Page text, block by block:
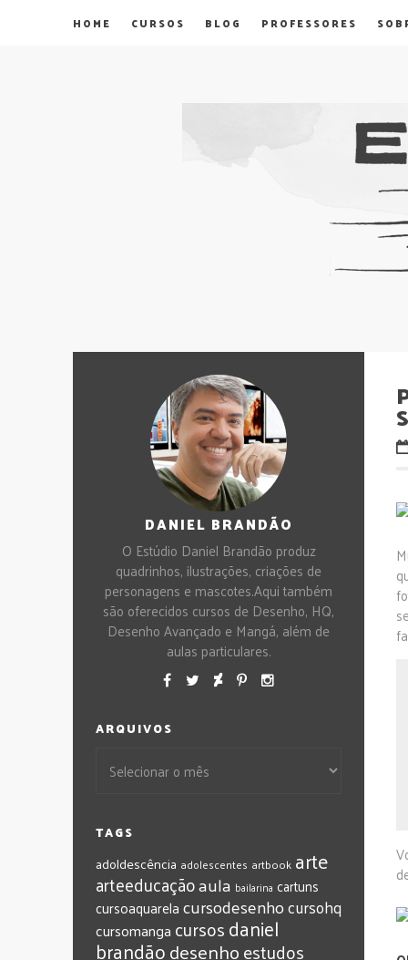
HOME CURSOS BLOG PROFESSORES
DANIEL BRANDÃO
O Estúdio Daniel Brandão produz
quadrinhos, ilustrações, criações de
personagens e mascotes.Aqui também
são oferecidos cursos de Desenho, HQ,
Desenho Avançado e Mangá, além de
aulas particulares.
ARQUIVOS
TAGS
adoldescência adolescentes artbook arte
arteeducaçãoaula bailarina cartuns
cursoaquarelacursodesenhocursohq
cursomanga cursosdaniel
brandãodesenhoestudos